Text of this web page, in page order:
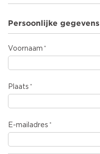
Persoonlijke gegevens
Voornaam
Plaats
E-mailadres